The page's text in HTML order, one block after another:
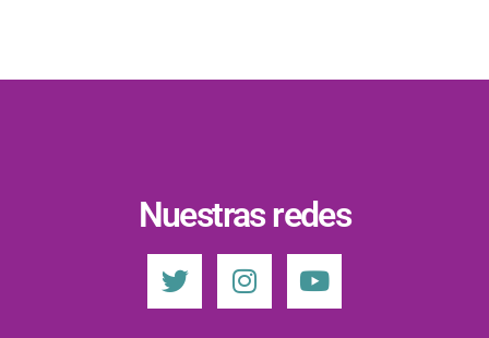
Nuestras redes